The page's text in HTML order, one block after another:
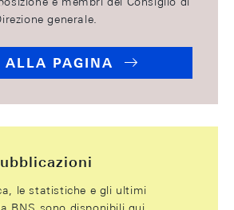
generale.
ALLA PAGINA
le statistiche e gli ultimi
BNS sono disponibili qui.